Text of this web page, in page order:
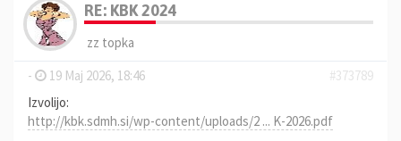
RE: KBK 2024
zz topka
-
19 Maj 2026, 18:46
#373789
Izvolijo:
http://kbk.sdmh.si/wp-content/uploads/2 ... K-2026.pdf